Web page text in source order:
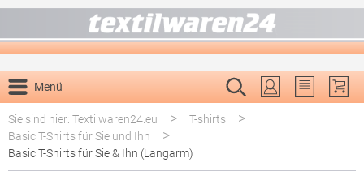
Menü
Du hast 0
Sie sind hier: Textilwaren24.eu
> T-shirts >
Basic T-Shirts für Sie und Ihn >
Basic T-Shirts für Sie & Ihn (Langarm)